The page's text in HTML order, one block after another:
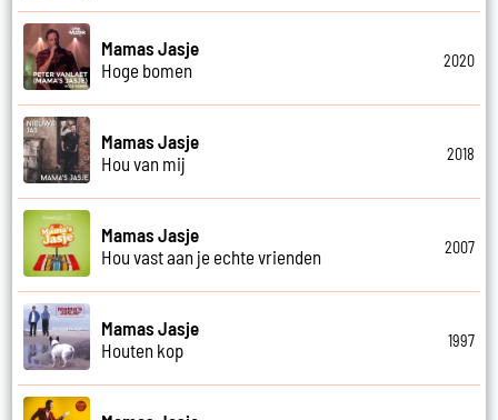
Mamas Jasje
Hoge bomen
2020
Mamas Jasje
Hou van mij
2018
Mamas Jasje
Hou vast aan je echte vrienden
2007
Mamas Jasje
Houten kop
1997